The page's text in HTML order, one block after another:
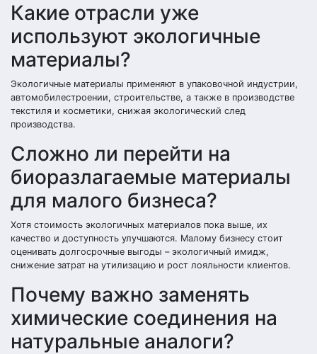
Какие отрасли уже
используют экологичные
материалы?
Экологичные материалы применяют в упаковочной индустрии,
автомобилестроении, строительстве, а также в производстве
текстиля и косметики, снижая экологический след
производства.
Сложно ли перейти на
биоразлагаемые материалы
для малого бизнеса?
Хотя стоимость экологичных материалов пока выше, их
качество и доступность улучшаются. Малому бизнесу стоит
оценивать долгосрочные выгоды – экологичный имидж,
снижение затрат на утилизацию и рост лояльности клиентов.
Почему важно заменять
химические соединения на
натуральные аналоги?